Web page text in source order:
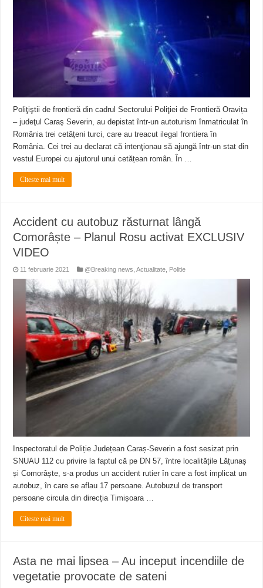
Miresme de lavandă, mentă și flori de vară și râsete de copii la Carașova VIDEO
ANUNȚ OPRIRE APĂ în Reșița – avarie – 04.08.2026 – str. Văliugului și
Poliţiştii de frontieră din cadrul Sectorului Poliţiei de Frontieră Oravița
– judeţul Caraş Severin, au depistat într-un autoturism înmatriculat în
România trei cetățeni turci, care au treacut ilegal frontiera în
România. Cei trei au declarat că intenţionau să ajungă într-un stat din
vestul Europei cu ajutorul unui cetățean român. În …
Citeste mai mult
Accident cu autobuz răsturnat lângă
Comorâște – Planul Rosu activat EXCLUSIV
VIDEO
11 februarie 2021 @Breaking news ,Actualitate Politie
Inspectoratul de Poliție Județean Caraș-Severin a fost sesizat prin
SNUAU 112 cu privire la faptul că pe DN 57, între localitățile Lățunaș
și Comorâște, s-a produs un accident rutier în care a fost implicat un
autobuz, în care se aflau 17 persoane. Autobuzul de transport
persoane circula din direcția Timișoara …
Citeste mai mult
Asta ne mai lipsea – Au inceput incendiile de
vegetatie provocate de sateni